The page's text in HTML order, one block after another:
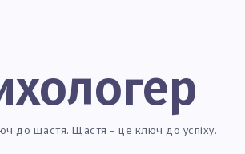
до щастя. Щастя – це ключ до успіху.